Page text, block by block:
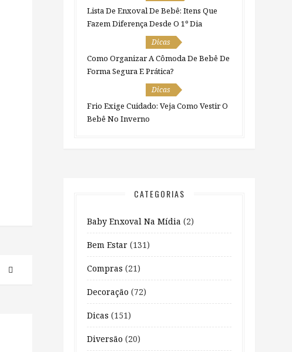
Lista De Enxoval De Bebê: Itens Que
Fazem Diferença Desde O 1º Dia
Dicas
Como Organizar A Cômoda De Bebê De
Forma Segura E Prática?
Dicas
Frio Exige Cuidado: Veja Como Vestir O
Bebê No Inverno
CATEGORIAS
Baby Enxoval Na Mídia (2)
Bem Estar (131)
Compras (21)
Decoração (72)
Dicas (151)
Diversão (20)